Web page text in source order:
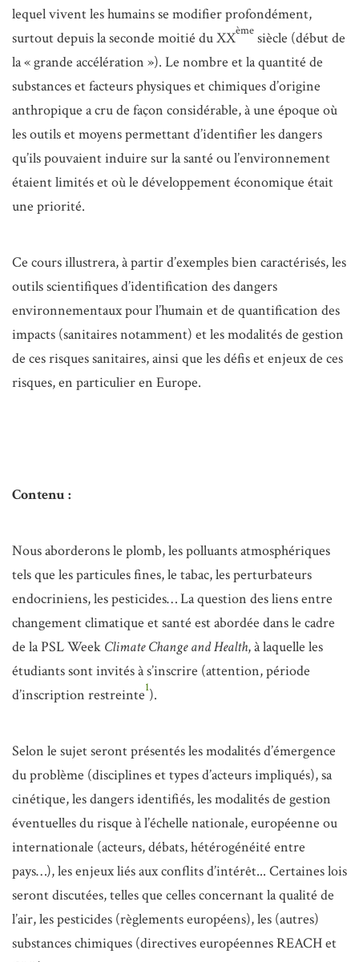
lequel vivent les humains se modifier profondément,
surtout depuis la seconde moitié du XXème siècle (début de
la « grande accélération »). Le nombre et la quantité de
substances et facteurs physiques et chimiques d’origine
anthropique a cru de façon considérable, à une époque où
les outils et moyens permettant d’identifier les dangers
qu’ils pouvaient induire sur la santé ou l’environnement
étaient limités et où le développement économique était
une priorité.
Ce cours illustrera, à partir d’exemples bien caractérisés, les
outils scientifiques d’identification des dangers
environnementaux pour l’humain et de quantification des
impacts (sanitaires notamment) et les modalités de gestion
de ces risques sanitaires, ainsi que les défis et enjeux de ces
risques, en particulier en Europe.
Contenu :
Nous aborderons le plomb, les polluants atmosphériques
tels que les particules fines, le tabac, les perturbateurs
endocriniens, les pesticides… La question des liens entre
changement climatique et santé est abordée dans le cadre
de la PSL Week Climate Change and Health, à laquelle les
étudiants sont invités à s’inscrire (attention, période
d’inscription restreinte1).
Selon le sujet seront présentés les modalités d’émergence
du problème (disciplines et types d’acteurs impliqués), sa
cinétique, les dangers identifiés, les modalités de gestion
éventuelles du risque à l’échelle nationale, européenne ou
internationale (acteurs, débats, hétérogénéité entre
pays…), les enjeux liés aux conflits d’intérêt... Certaines lois
seront discutées, telles que celles concernant la qualité de
l’air, les pesticides (règlements européens), les (autres)
substances chimiques (directives européennes REACH et